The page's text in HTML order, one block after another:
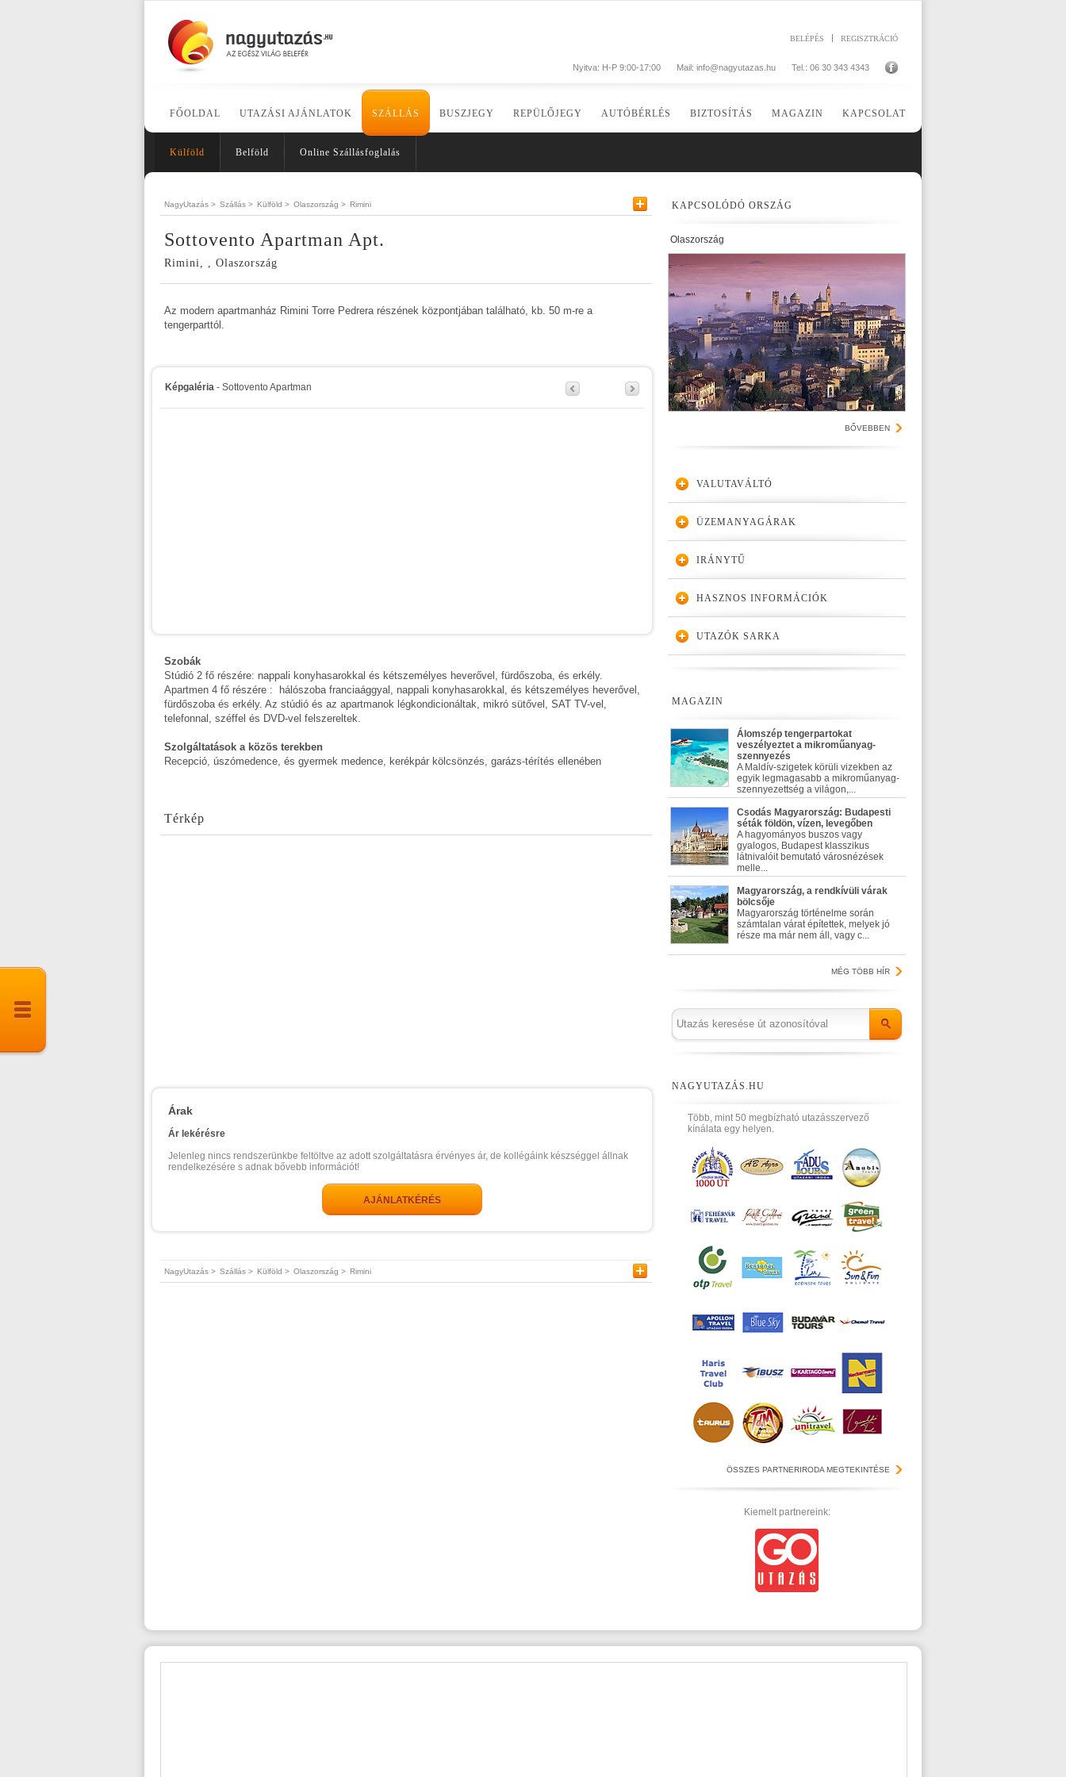
REGISZTRÁCIÓ
BELÉPÉS
Tel.: 06 30 343 4343
Mail: info@nagyutazas.hu
Nyitva: H-P 9:00-17:00
FŐOLDAL UTAZÁSI AJÁNLATOK SZÁLLÁS BUSZJEGY REPÜLŐJEGY AUTÓBÉRLÉS BIZTOSÍTÁS MAGAZIN KAPCSOLAT
Külföld Belföld Online Szállásfoglalás
NagyUtazás > Szállás > Külföld > Olaszország > Rimini
Sottovento Apartman Apt.
Rimini, , Olaszország
Az modern apartmanház Rimini Torre Pedrera részének központjában található, kb. 50 m-re a
tengerparttól.
Képgaléria - Sottovento Apartman
Szobák
Stúdió 2 fő részére: nappali konyhasarokkal és kétszemélyes heverővel, fürdőszoba, és erkély.
Apartmen 4 fő részére : hálószoba franciaággyal, nappali konyhasarokkal, és kétszemélyes heverővel,
fürdőszoba és erkély. Az stúdió és az apartmanok légkondicionáltak, mikró sütővel, SAT TV-vel,
telefonnal, széffel és DVD-vel felszereltek.
Szolgáltatások a közös terekben
Recepció, úszómedence, és gyermek medence, kerékpár kölcsönzés, garázs-térítés ellenében
Térkép
Árak
Ár lekérésre
Jelenleg nincs rendszerünkbe feltöltve az adott szolgáltatásra érvényes ár, de kollégáink készséggel állnak
rendelkezésére s adnak bővebb információt!
AJÁNLATKÉRÉS
NagyUtazás > Szállás > Külföld > Olaszország > Rimini
KAPCSOLÓDÓ ORSZÁG
Olaszország
BŐVEBBEN
VALUTAVÁLTÓ
ÜZEMANYAGÁRAK
IRÁNYTŰ
HASZNOS INFORMÁCIÓK
UTAZÓK SARKA
MAGAZIN
Álomszép tengerpartokat
veszélyeztet a mikroműanyag-
szennyezés
A Maldív-szigetek körüli vizekben az
egyik legmagasabb a mikroműanyag-
szennyezettség a világon,...
Csodás Magyarország: Budapesti
séták földön, vízen, levegőben
A hagyományos buszos vagy
gyalogos, Budapest klasszikus
látnivalóit bemutató városnézések
melle...
Magyarország, a rendkívüli várak
bölcsője
Magyarország történelme során
számtalan várat építettek, melyek jó
része ma már nem áll, vagy c...
MÉG TÖBB HÍR
NAGYUTAZÁS.HU
Több, mint 50 megbízható utazásszervező
kínálata egy helyen.
ÖSSZES PARTNERIRODA MEGTEKINTÉSE
Kiemelt partnereink: